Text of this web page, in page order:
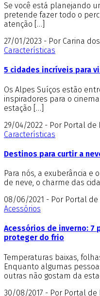
Se você está planejando
pretende fazer todo o
atenção […]
27/01/2023 - Por Carina
Características
5 cidades incríveis para
Os Alpes Suíços estão
inspiradores para o
estação […]
29/04/2022 - Por Portal de
Características
Destinos para curtir a
Para nós, a exuberância e
de neve, o charme das
08/06/2021 - Por Portal
Acessórios
Acessórios de inverno: 7
proteger do frio
Temperaturas baixas,
Enquanto algumas
outras não gostam da
30/08/2017 - Por Portal de